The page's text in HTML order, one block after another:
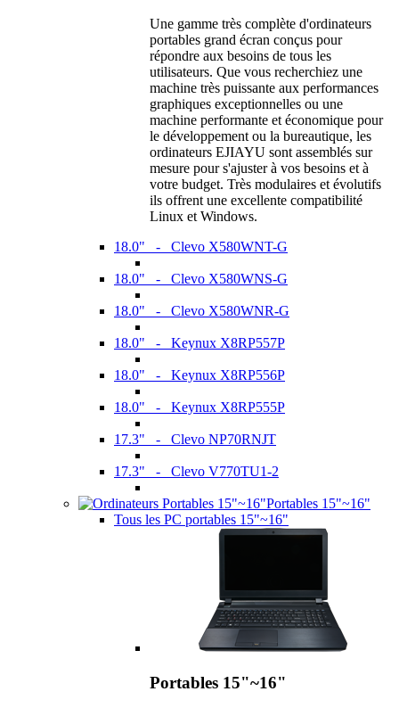
Une gamme très complète d'ordinateurs
portables grand écran conçus pour
répondre aux besoins de tous les
utilisateurs. Que vous recherchiez une
machine très puissante aux performances
graphiques exceptionnelles ou une
machine performante et économique pour
le développement ou la bureautique, les
ordinateurs EJIAYU sont assemblés sur
mesure pour s'ajuster à vos besoins et à
votre budget. Très modulaires et évolutifs
ils offrent une excellente compatibilité
Linux et Windows.
18.0" - Clevo X580WNT-G
18.0" - Clevo X580WNS-G
18.0" - Clevo X580WNR-G
18.0" - Keynux X8RP557P
18.0" - Keynux X8RP556P
18.0" - Keynux X8RP555P
17.3" - Clevo NP70RNJT
17.3" - Clevo V770TU1-2
Portables 15"~16"
Tous les PC portables 15"~16"
Portables 15"~16"